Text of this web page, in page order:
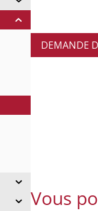
DEMANDE
Vous